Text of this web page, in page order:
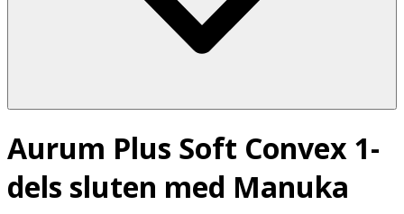
Aurum Plus Soft Convex 1-
dels sluten med Manuka